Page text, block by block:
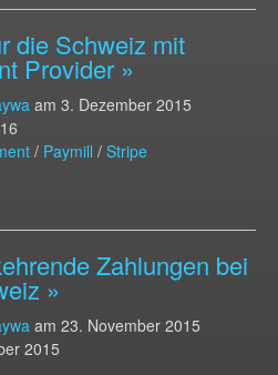
die Schweiz mit
Provider »
am 3. Dezember 2015
/ Paymill / Stripe
Zahlungen bei
»
am 23. November 2015
2015